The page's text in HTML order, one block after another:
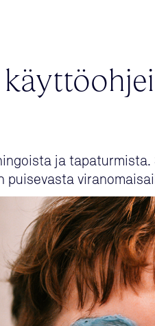
ja
puisevasta